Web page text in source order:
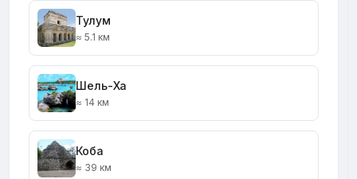
Тулум
≈ 5.1 км
Шель-Ха
≈ 14 км
Коба
≈ 39 км